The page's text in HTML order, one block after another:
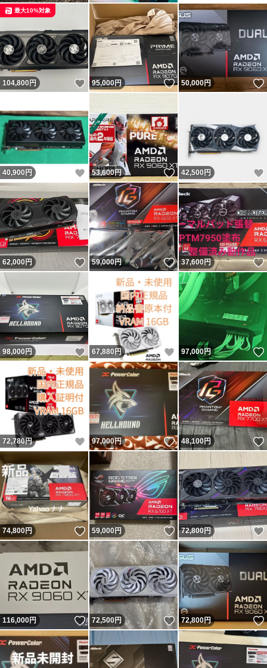
104,800円 いいね！
最大10%対象
95,000円 いいね！
50,000円
40,900 円 いいね！
53,600円 いいね！
42,500 円
62,000円 いいね！
59,000円 いいね！
37,600円
98,000円 いいね！
67,880 円 いいね！
97,000円
72,780円 いいね！
97,000円 いいね！
48,100円
74,800円 いいね！
59,000円 いいね！
72,800円
116,000円 いいね！
72,500円 いいね！
72,800円